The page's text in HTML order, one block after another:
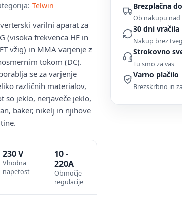
Telwin
varilni aparat za
(visoka frekvenca HF in
vžig) in MMA varjenje z
tokom (DC).
se za varjenje
različnih materialov,
so jeklo, nerjaveče jeklo,
baker, nikelj in njihove
230 V
Vhodna
napetost
10 -
220A
Območje
regulacije
Brezplačna
Ob nakupu nad
30 dni vračila
Nakup brez
Strokovno
Tu smo za vas
Varno plačilo
Brezskrbno in